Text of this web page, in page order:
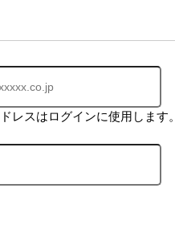
レスはログインに使用します。